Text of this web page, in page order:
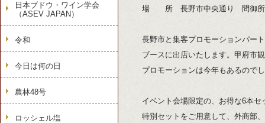
場 所 長野市中央通り 問御所
長野市と集客プロモーションパー
ブースに出店いたします。甲府市
プロモーションは今年もあるので
イベント会場限定の、お得な6本
特別セットをご用意して、外商部、
日本ブドウ・ワイン学会
（ASEV JAPAN）
令和
今日は何の日
農林48号
ロッシェル塩